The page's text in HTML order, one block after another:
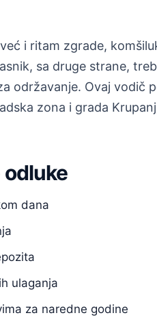
i ritam zgrade,
sa druge strane,
održavanje. Ovaj vodič
zona i grada
odluke
dana
ulaganja
za naredne godine